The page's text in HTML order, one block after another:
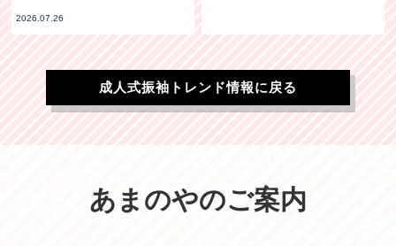
2026.07.26
成人式振袖トレンド情報に戻る
あまのやのご案内